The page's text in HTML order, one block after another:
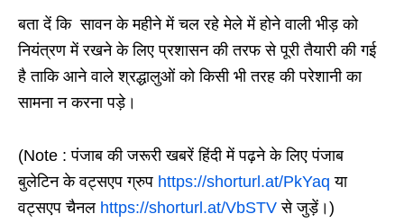
बता दें कि सावन के महीने में चल रहे मेले में होने वाली भीड़ को
नियंत्रण में रखने के लिए प्रशासन की तरफ से पूरी तैयारी की गई
है ताकि आने वाले श्रद्धालुओं को किसी भी तरह की परेशानी का
सामना न करना पड़े।
(Note : पंजाब की जरूरी खबरें हिंदी में पढ़ने के लिए पंजाब
बुलेटिन के वट्सएप ग्रुप https://shorturl.at/PkYaq या
वट्सएप चैनल https://shorturl.at/VbSTV से जुड़ें।)